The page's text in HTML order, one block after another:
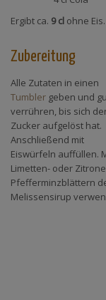
Ergibt ca. 9 cl ohne Eis.
Zubereitung
Alle Zutaten in einen
Tumbler geben und
verrühren, bis sich
Zucker aufgelöst hat.
Anschließend mit
Eiswürfeln auffüllen.
Limetten- oder
Pfefferminzblättern
Melissensirup